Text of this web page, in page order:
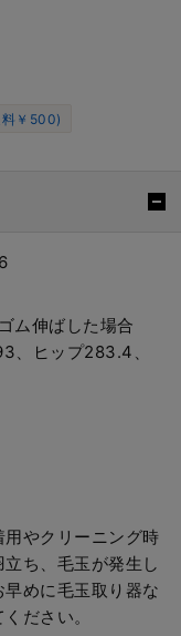
料￥500)
ム伸ばした場合
、ヒップ283.4、
やクリーニング時
ち、毛玉が発生し
早めに毛玉取り器な
ださい。